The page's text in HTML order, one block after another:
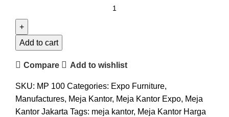
Add to cart
Compare Add to wishlist
SKU: MP 100 Categories: Expo Furniture,
Manufactures, Meja Kantor, Meja Kantor Expo, Meja
Kantor Jakarta Tags: meja kantor, Meja Kantor Harga